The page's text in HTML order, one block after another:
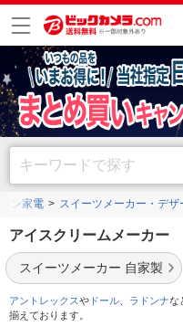
ン家電 スイーツメーカー・デザ
アイスクリームメーカー
スイーツメーカー 自家製
アントレックスや ドール ラドンナな
揃えております。